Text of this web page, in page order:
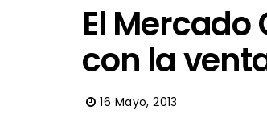
El
con la
16 Mayo, 2013